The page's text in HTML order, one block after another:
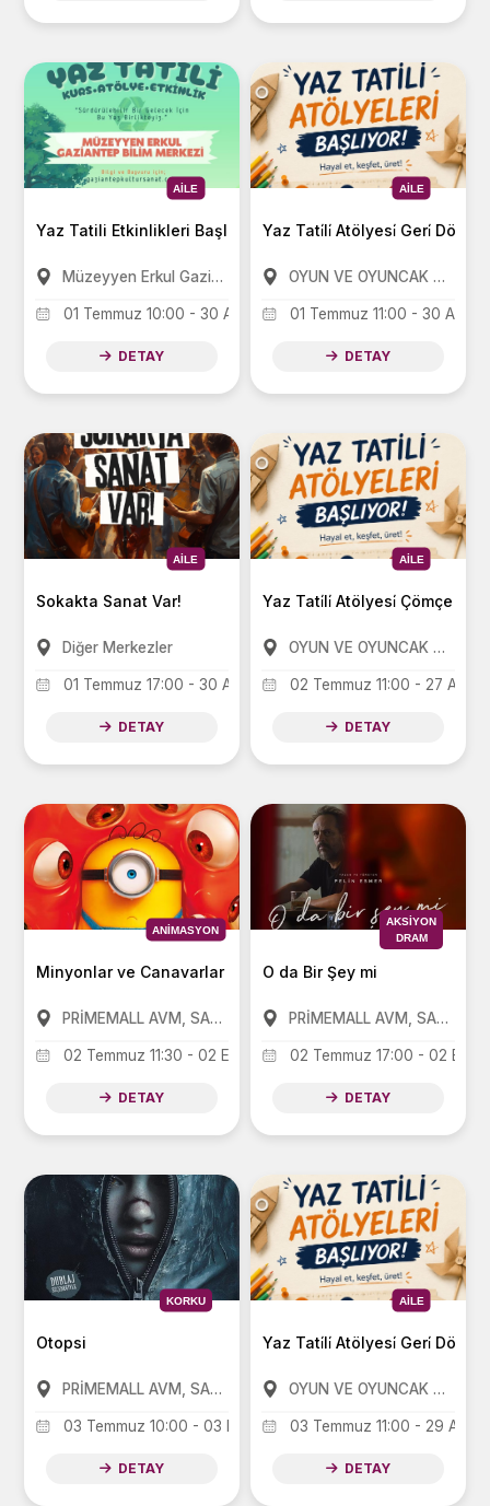
AILE
Yaz Tatili Etkinlikleri Başlıyor
Müzeyyen Erkul Gaziantep Bilim Merkezi
01 Temmuz 10:00 - 30 Ağustos 16:30
DETAY
AILE
Yaz Tati̇li̇ Atölyesi̇ Geri̇
OYUN VE OYUNCAK MÜZESİ
01 Temmuz 11:00 - 30
DETAY
AILE
Sokakta Sanat Var!
Diğer Merkezler
01 Temmuz 17:00 - 30 Ağustos 19:00
DETAY
AILE
Yaz Tati̇li̇ Atölyesi̇ Çömçe
OYUN VE OYUNCAK MÜZESİ
02 Temmuz 11:00 - 27
DETAY
ANIMASYON
Minyonlar ve Canavarlar
PRİMEMALL AVM, SANKO PARK AVM, FORUM AVM
02 Temmuz 11:30 - 02 Eylül 11:30
DETAY
AKSIYON
DRAM
O da Bir Şey mi
PRİMEMALL AVM, SANKO PARK AVM, FORUM AVM
02 Temmuz 17:00 - 02 Eylül
DETAY
KORKU
Otopsi
PRİMEMALL AVM, SANKO PARK AVM, FORUM AVM
03 Temmuz 10:00 - 03 Eylül 17:00
DETAY
AILE
OYUN VE OYUNCAK MÜZESİ
03 Temmuz 11:00 - 29
DETAY